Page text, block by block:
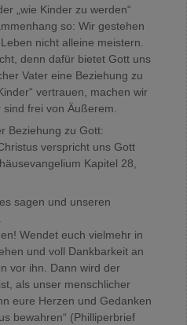
„wie Kinder zu werden“
so: Wir gestehen
nicht alleine meistern.
denn dafür bietet Gott uns
Vater eine Beziehung zu
vertrauen, machen wir
frei von Äußerem.
Beziehung zu Gott:
verspricht uns Gott
Kapitel 28,
sagen und unseren
Wendet euch vielmehr in
und voll Dankbarkeit an
vor ihn. Dann wird der
als unser menschlicher
eure Herzen und Gedanken
bewahren“ (Philliperbrief